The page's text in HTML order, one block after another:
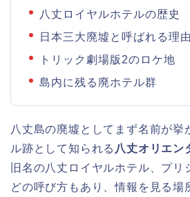
八丈ロイヤルホテルの歴史
日本三大廃墟と呼ばれる理由
トリック劇場版2のロケ地
島内に残る廃ホテル群
八丈島の廃墟としてまず名前が挙
ル跡として知られる 八丈オリエン
旧名の八丈ロイヤルホテル、プリ
どの呼び方もあり、情報を見る場